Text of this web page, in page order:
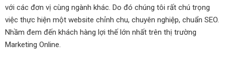
với các đơn vị cùng ngành khác. Do đó chúng tôi rất chú trọng
việc thực hiện một website chỉnh chu, chuyên nghiệp, chuẩn SEO.
Nhầm đem đến khách hàng lợi thế lớn nhất trên thị trường
Marketing Online.